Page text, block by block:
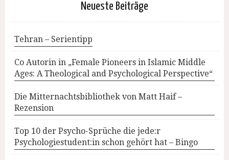
Neueste Beiträge
Tehran – Serientipp
Co Autorin in „Female Pioneers in Islamic Middle
Ages: A Theological and Psychological Perspective“
Die Mitternachtsbibliothek von Matt Haif –
Rezension
Top 10 der Psycho-Sprüche die jede:r
Psychologiestudent:in schon gehört hat – Bingo